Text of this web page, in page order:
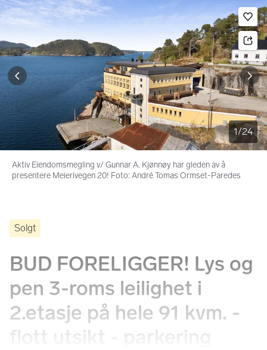
Gå til annonsen
Bildegalleri
1/24
Aktiv Eiendomsmegling v/ Gunnar A. Kjønnøy har gleden av å
presentere Meierivegen 20! Foto: André Tomas Ormset-Paredes
Solgt
BUD FORELIGGER! Lys og
pen 3-roms leilighet i
2.etasje på hele 91 kvm. -
flott utsikt - parkering